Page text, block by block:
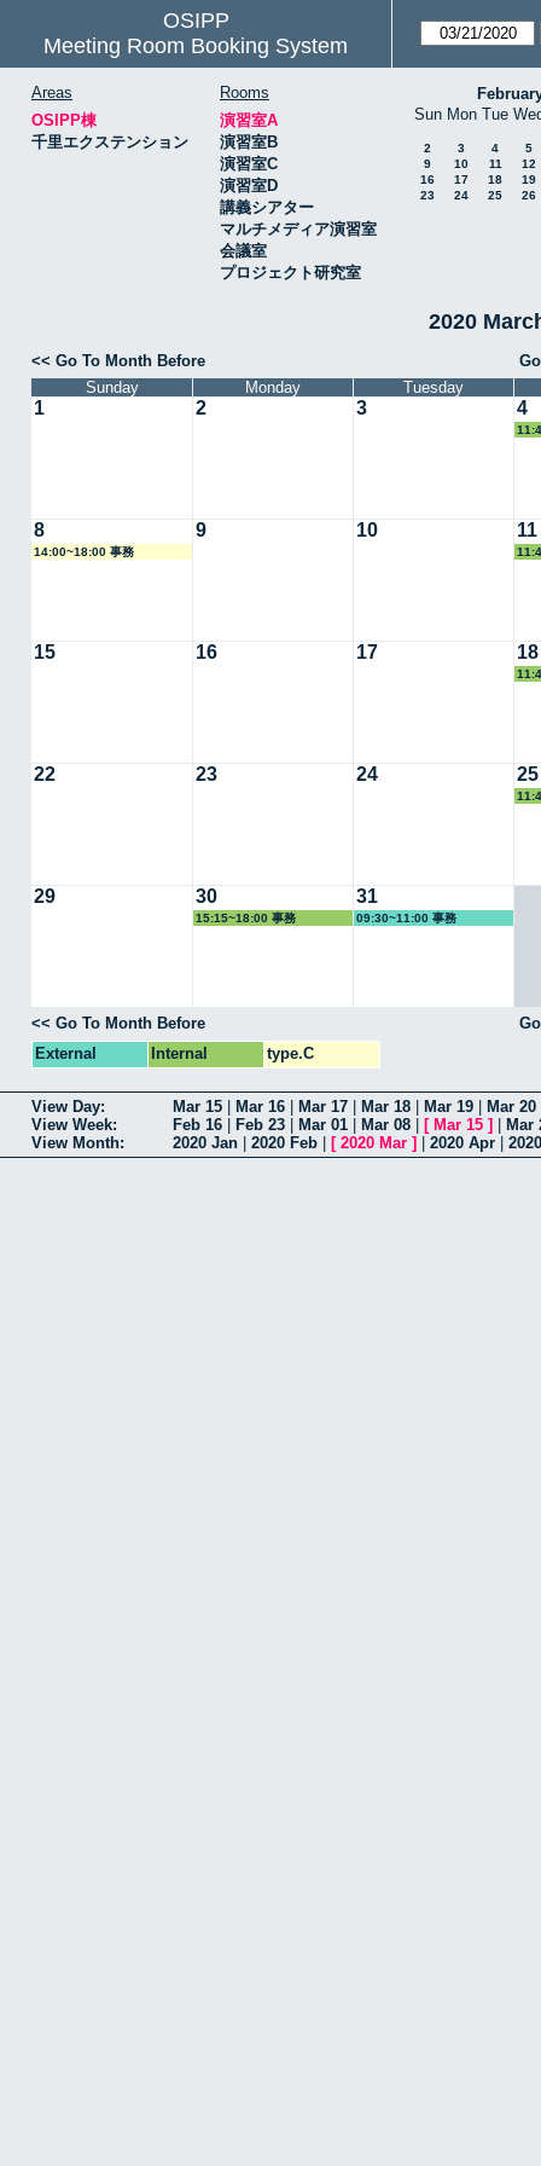
OSIPP
Meeting Room Booking System
Areas
OSIPP棟
千里エクステンション
Rooms
演習室A
演習室B
演習室C
演習室D
講義シアター
マルチメディア演習室
会議室
プロジェクト研究室
Sun Mon Tue
2 3 4
5
9
10 11
12
16
17 18
19
23
24 25 26
2020
<< Go To Month Before
Sunday
Monday Tuesday
1 2 3 4
8
14:00~18:00 事務
9 10 11
15 16 17 18
22 23 24 25
29 30
15:15~18:00 事務
31
09:30~11:00 事務
<< Go To Month Before
External
Internal type.C
View Day: Mar 15 Mar 16 Mar 17 Mar 18 Mar 19 Mar 20
View Week:
Feb 16 Feb 23 Mar 01 Mar 08 [ Mar 15 ]
Mar
View Month:
2020 Jan 2020 Feb [ 2020 Mar ] 2020 Apr